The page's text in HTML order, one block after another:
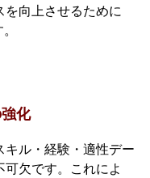
を向上させるために
化
キル・経験・適性デー
欠です。これによ